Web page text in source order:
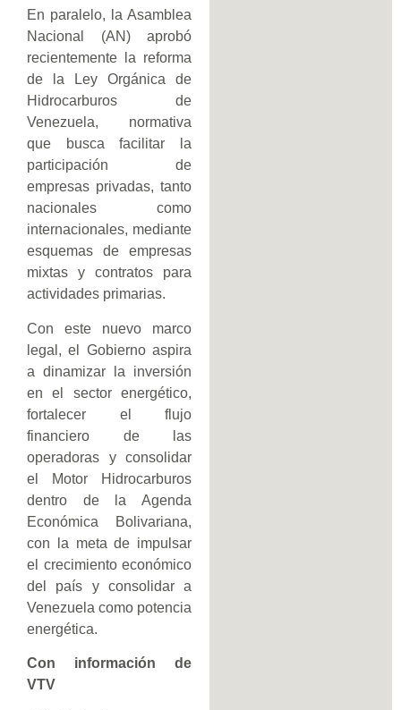
En paralelo, la Asamblea
Nacional (AN) aprobó
recientemente la reforma
de la Ley Orgánica de
Hidrocarburos de
Venezuela, normativa
que busca facilitar la
participación de
empresas privadas, tanto
nacionales como
internacionales, mediante
esquemas de empresas
mixtas y contratos para
actividades primarias.
Con este nuevo marco
legal, el Gobierno aspira
a dinamizar la inversión
en el sector energético,
fortalecer el flujo
financiero de las
operadoras y consolidar
el Motor Hidrocarburos
dentro de la Agenda
Económica Bolivariana,
con la meta de impulsar
el crecimiento económico
del país y consolidar a
Venezuela como potencia
energética.
Con información de
VTV